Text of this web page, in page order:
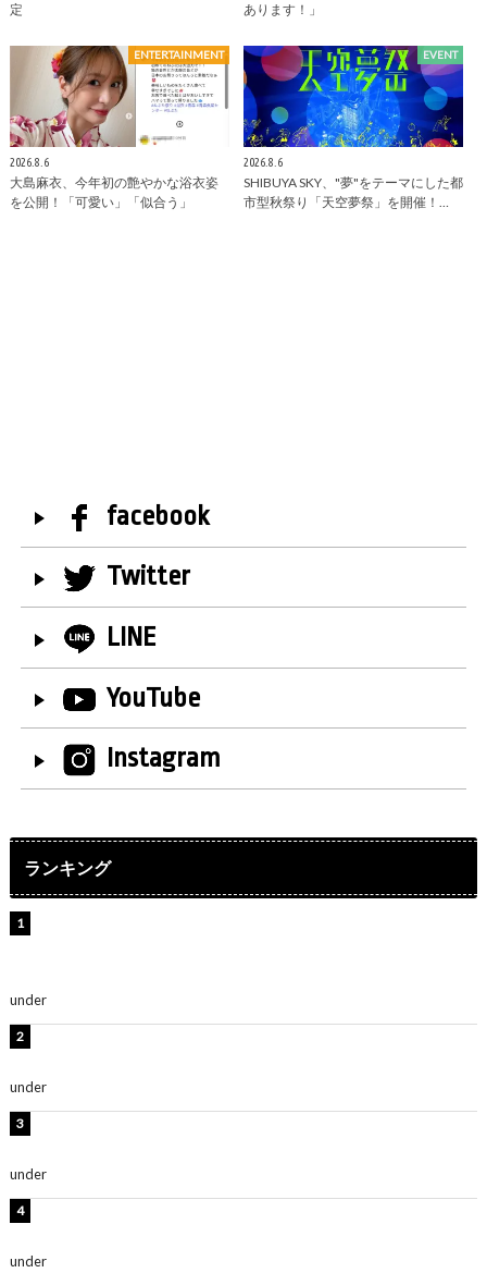
定
あります！」
ENTERTAINMENT
2026.8.6
大島麻衣、今年初の艶やかな浴衣姿
を公開！「可愛い」「似合う」
EVENT
2026.8.6
SHIBUYA SKY、"夢"をテーマにした都
市型秋祭り「天空夢祭」を開催！…
facebook
Twitter
LINE
YouTube
Instagram
ランキング
under
under
under
under